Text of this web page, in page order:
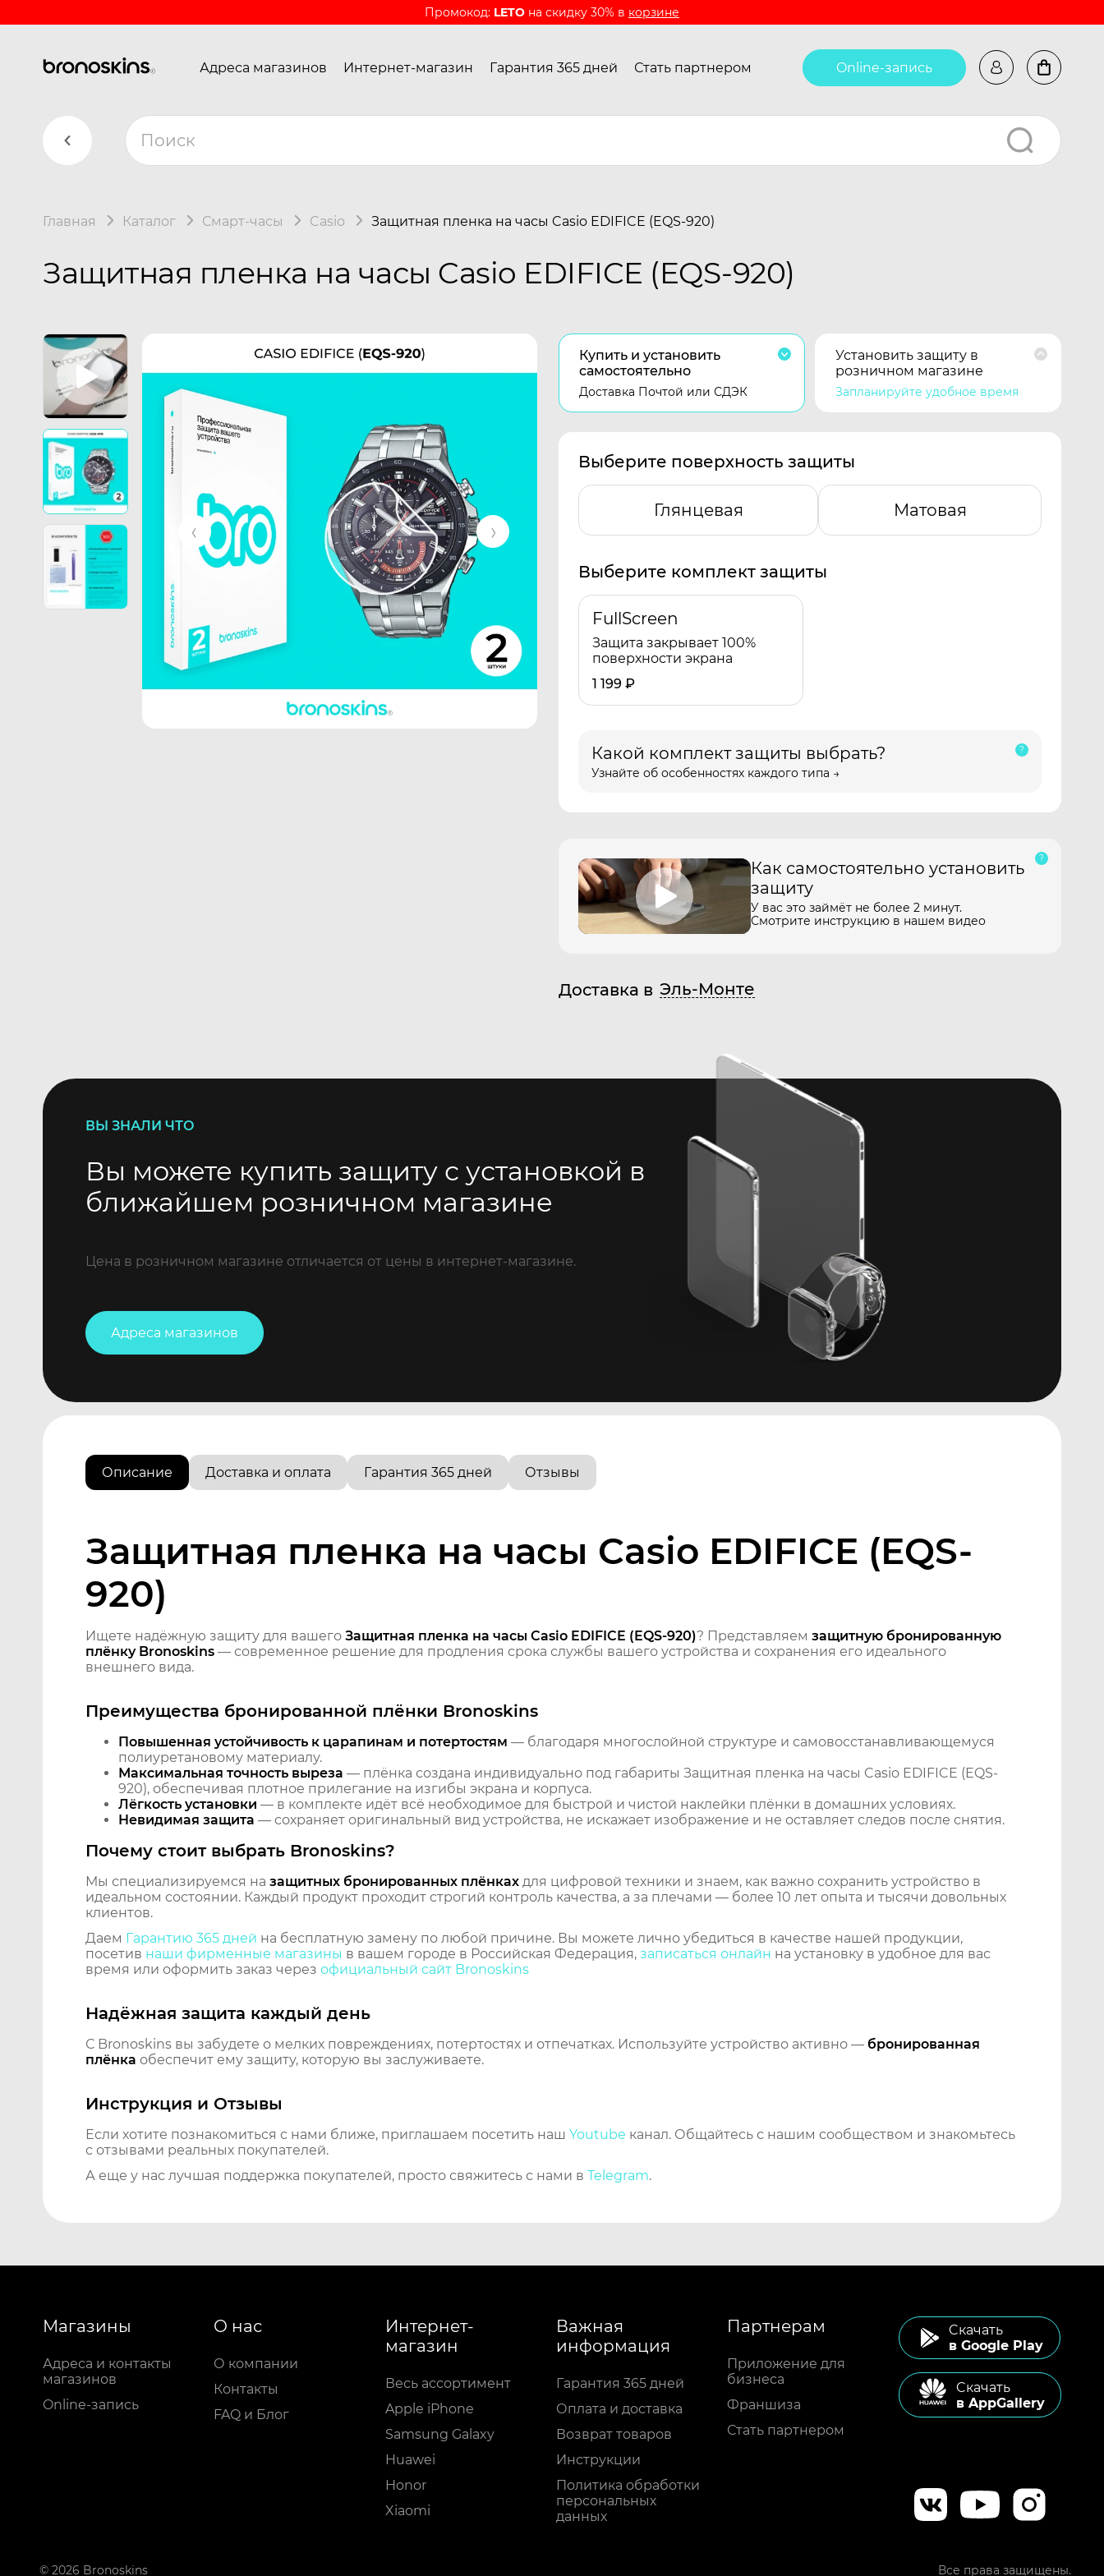
Промокод: LETO на скидку 30% в корзине
Адреса магазинов Интернет-магазин Гарантия 365 дней Стать партнером Online-запись
Главная Каталог Смарт-часы Casio Защитная пленка на часы Casio EDIFICE (EQS-920)
Защитная пленка на часы Casio EDIFICE (EQS-920)
Купить и установить
самостоятельно
Доставка Почтой или СДЭК
Установить защиту в
розничном магазине
Запланируйте удобное время
Выберите поверхность защиты
Глянцевая Матовая
Выберите комплект защиты
FullScreen
Защита закрывает 100%
поверхности экрана
1 199 ₽
Какой комплект защиты выбрать?
Узнайте об особенностях каждого типа →
Как самостоятельно установить
защиту
У вас это займёт не более 2 минут.
Смотрите инструкцию в нашем видео
Доставка в Эль-Монте
ВЫ ЗНАЛИ ЧТО
Вы можете купить защиту с установкой в
ближайшем розничном магазине
Цена в розничном магазине отличается от цены в интернет-магазине.
Адреса магазинов
Описание Доставка и оплата Гарантия 365 дней Отзывы
Защитная пленка на часы Casio EDIFICE (EQS-
920)
Ищете надёжную защиту для вашего Защитная пленка на часы Casio EDIFICE (EQS-920)? Представляем защитную бронированную
плёнку Bronoskins — современное решение для продления срока службы вашего устройства и сохранения его идеального
внешнего вида.
Преимущества бронированной плёнки Bronoskins
Повышенная устойчивость к царапинам и потертостям — благодаря многослойной структуре и самовосстанавливающемуся
полиуретановому материалу.
Максимальная точность выреза — плёнка создана индивидуально под габариты Защитная пленка на часы Casio EDIFICE (EQS-
920), обеспечивая плотное прилегание на изгибы экрана и корпуса.
Лёгкость установки — в комплекте идёт всё необходимое для быстрой и чистой наклейки плёнки в домашних условиях.
Невидимая защита — сохраняет оригинальный вид устройства, не искажает изображение и не оставляет следов после снятия.
Почему стоит выбрать Bronoskins?
Мы специализируемся на защитных бронированных плёнках для цифровой техники и знаем, как важно сохранить устройство в
идеальном состоянии. Каждый продукт проходит строгий контроль качества, а за плечами — более 10 лет опыта и тысячи довольных
клиентов.
Даем Гарантию 365 дней на бесплатную замену по любой причине. Вы можете лично убедиться в качестве нашей продукции,
посетив наши фирменные магазины в вашем городе в Российская Федерация, записаться онлайн на установку в удобное для вас
время или оформить заказ через официальный сайт Bronoskins
Надёжная защита каждый день
С Bronoskins вы забудете о мелких повреждениях, потертостях и отпечатках. Используйте устройство активно — бронированная
плёнка обеспечит ему защиту, которую вы заслуживаете.
Инструкция и Отзывы
Если хотите познакомиться с нами ближе, приглашаем посетить наш Youtube канал. Общайтесь с нашим сообществом и знакомьтесь
с отзывами реальных покупателей.
А еще у нас лучшая поддержка покупателей, просто свяжитесь с нами в Telegram.
Магазины
Адреса и контакты
магазинов
Online-запись
О нас
О компании
Контакты
FAQ и Блог
Интернет-
магазин
Весь ассортимент
Apple iPhone
Samsung Galaxy
Huawei
Honor
Xiaomi
Важная
информация
Гарантия 365 дней
Оплата и доставка
Возврат товаров
Инструкции
Политика обработки
персональных
данных
Партнерам
Приложение для
бизнеса
Франшиза
Стать партнером
Cкачать
в Google Play
Cкачать
в AppGallery
© 2026 Bronoskins Все права защищены.